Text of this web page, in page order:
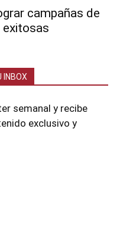
campañas de
exitosas
INBOX
semanal y recibe
exclusivo y